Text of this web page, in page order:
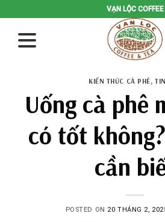
to
content
VẠN LỘC COFFEE
KIẾN THỨC CÀ PHÊ,
Uống cà phê
có tốt
cần
POSTED ON 20 THÁNG 2,